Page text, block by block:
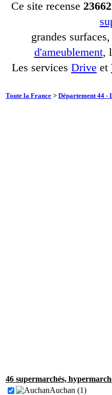
Ce site recense
grandes
d'ameublement,
Les services Drive et
Toute la France > Département 44 -
46 supermarchés,
Auchan (1)